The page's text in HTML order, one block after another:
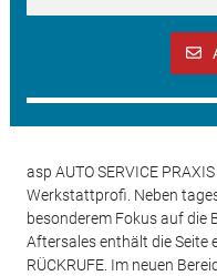
asp AUTO SERVICE
Werkstattprofi. Neben
besonderem Fokus auf die
Aftersales enthält die Seite
RÜCKRUFE. Im neuen